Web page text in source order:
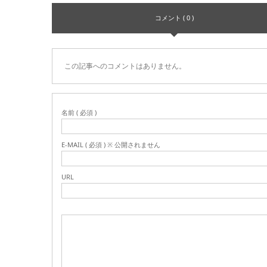
コメント ( 0 )
この記事へのコメントはありません。
名前 ( 必須 )
E-MAIL ( 必須 ) ※ 公開されません
URL